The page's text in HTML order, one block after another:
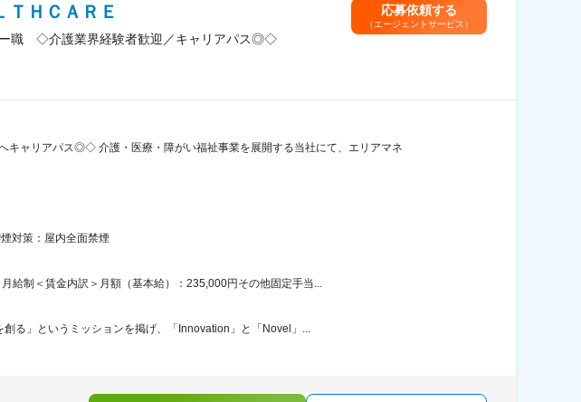
ＨＣＡＲＥ
ー職 ◇介護業界経験者歓迎／キャリアパス◎◇
応募依頼する
（エージェントサービス）
キャリアパス◎◇ 介護・医療・障がい福祉事業を展開する当社にて、エリアマネ
対策：屋内全面禁煙
給制＜賃金内訳＞月額（基本給）：235,000円その他固定手当...
る」というミッションを掲げ、「Innovation」と「Novel」...